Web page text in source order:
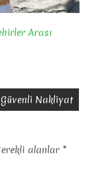
Arası
Nakliyat
alanlar *